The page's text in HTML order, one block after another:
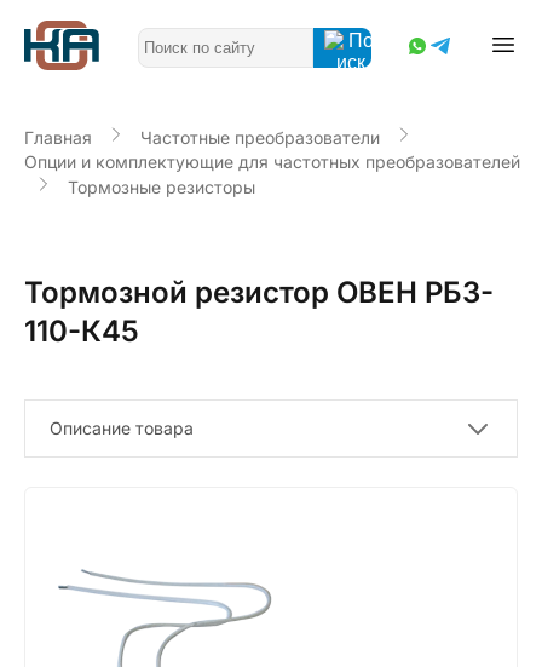
Главная
Частотные преобразователи
Опции и комплектующие для частотных преобразователей
Тормозные резисторы
Тормозной резистор ОВЕН РБ3-
110-К45
Описание товара